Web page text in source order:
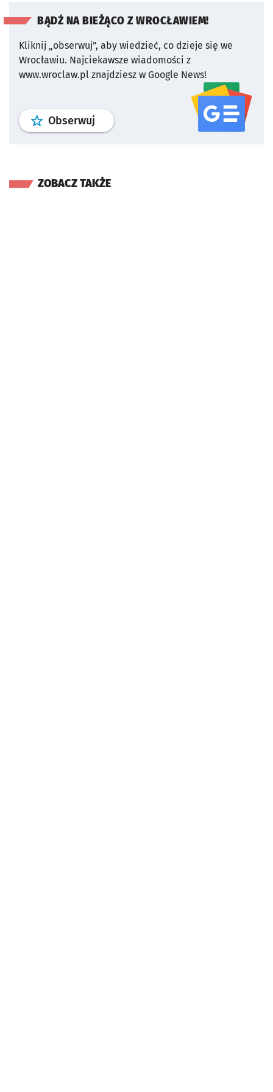
BĄDŹ NA BIEŻĄCO Z WROCŁAWIEM!
Kliknij „obserwuj”, aby wiedzieć, co dzieje się we
Wrocławiu. Najciekawsze wiadomości z
www.wroclaw.pl znajdziesz w Google News!
Obserwuj profil serwisu
ZOBACZ TAKŻE